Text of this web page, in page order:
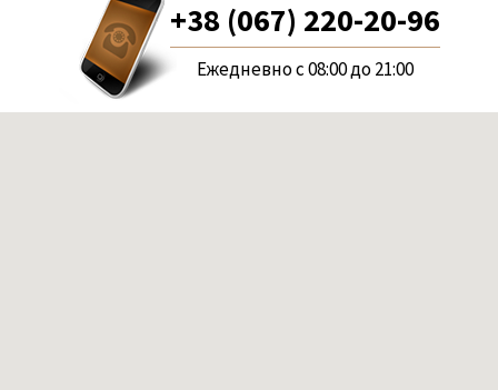
+38 (067) 220-20-96
Ежедневно с 08:00 до 21:00